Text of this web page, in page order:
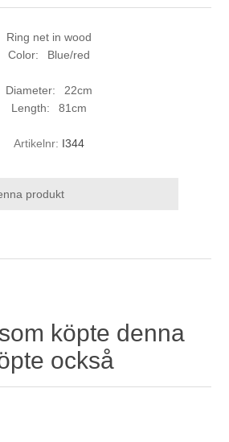
Ring net in wood
Color: Blue/red
Diameter: 22cm
Length: 81cm
Artikelnr: I344
produkt
köpte denna
också